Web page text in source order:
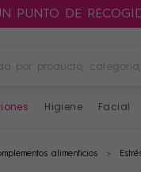
PUNTO DE
Higiene Facial
alimenticios